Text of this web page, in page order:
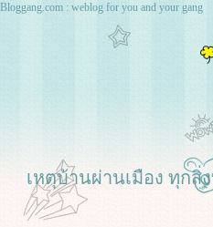
Bloggang.com : weblog for you and your gang
เหตุบ้านผ่านเมือง ทุก